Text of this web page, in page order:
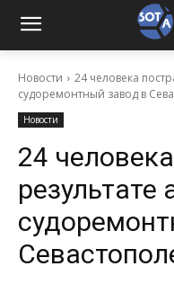
Новости
24 человека
судоремонтный завод в
Новости
24
результате